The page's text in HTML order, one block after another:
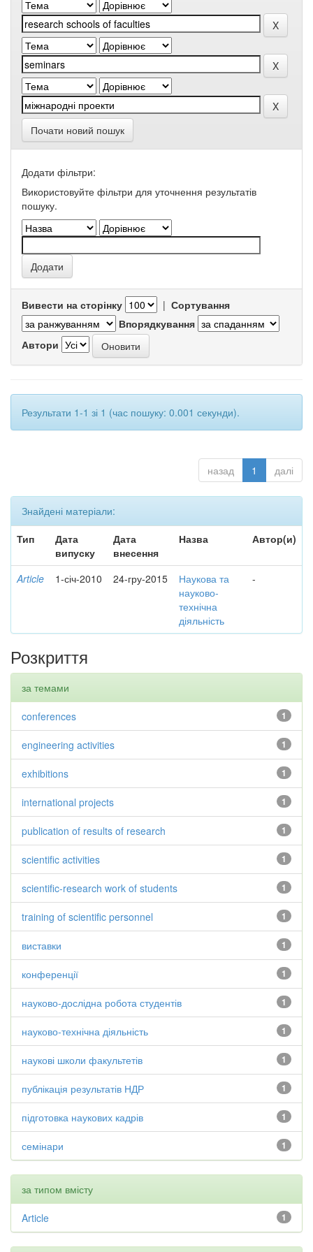
Почати новий пошук
Додати фільтри:
Використовуйте фільтри для уточнення результатів
пошуку.
Вивести на сторінку | Сортування
Впорядкування
Автори
Результати 1-1 зі 1 (час пошуку: 0.001 секунди).
назад 1 далі
Знайдені матеріали:
Тип
Дата
випуску
Дата
внесення
Назва Автор(и)
Article 1-січ-2010 24-гру-2015
Наукова та
науково-
технічна
діяльність
-
Розкриття
за темами
1
conferences
1
engineering activities
1
exhibitions
1
international projects
1
publication of results of research
1
scientific activities
1
scientific-research work of students
1
training of scientific personnel
1
виставки
1
конференції
1
науково-дослідна робота студентів
1
науково-технічна діяльність
1
наукові школи факультетів
1
публікація результатів НДР
1
підготовка наукових кадрів
1
семінари
за типом вмісту
1
Article